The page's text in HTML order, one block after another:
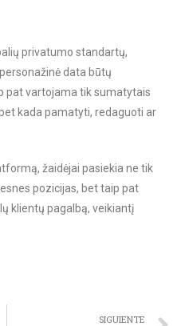
privatumo standartų,
data būtų
pat vartojama tik sumatytais
kada pamatyti, redaguoti ar
žaidėjai pasiekia ne tik
pozicijas, bet taip pat
klientų pagalbą, veikiantį
SIGUIENTE